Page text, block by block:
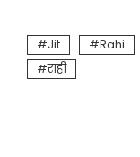
Jit Rahi
राही